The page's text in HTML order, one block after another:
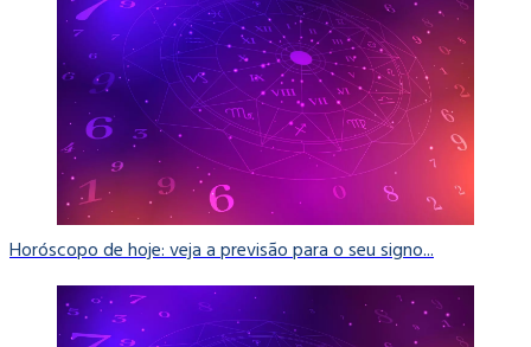
Horóscopo de hoje: veja a previsão para o seu signo...